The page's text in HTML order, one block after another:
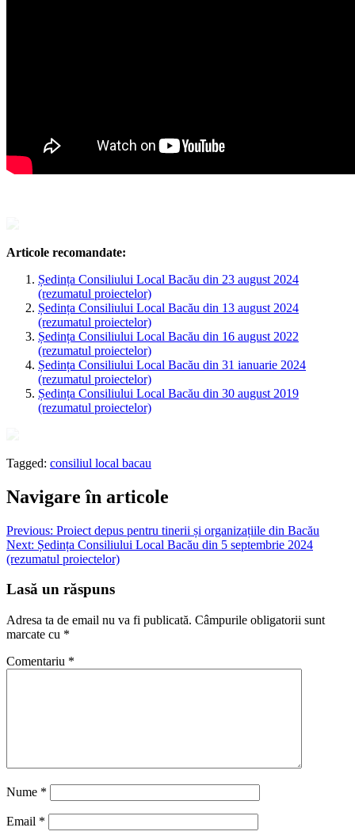
Articole recomandate:
Ședința Consiliului Local Bacău din 23 august 2024
(rezumatul proiectelor)
Ședința Consiliului Local Bacău din 13 august 2024
(rezumatul proiectelor)
Ședința Consiliului Local Bacău din 16 august 2022
(rezumatul proiectelor)
Ședința Consiliului Local Bacău din 31 ianuarie 2024
(rezumatul proiectelor)
Ședința Consiliului Local Bacău din 30 august 2019
(rezumatul proiectelor)
Tagged: consiliul local bacau
Navigare în articole
Previous: Proiect depus pentru tinerii și organizațiile din Bacău
Next: Ședința Consiliului Local Bacău din 5 septembrie 2024
(rezumatul proiectelor)
Lasă un răspuns
Adresa ta de email nu va fi publicată. Câmpurile obligatorii sunt
marcate cu *
Comentariu *
Nume *
Email *